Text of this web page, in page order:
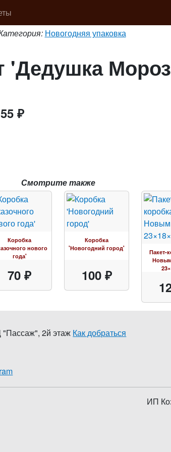
Новогодняя упаковка
'Дедушка
₽
Смотрите также
Коробка
нового
года'
70 ₽
Коробка
'Новогодний город'
100 ₽
Пакет-
2й этаж Как добраться
ИП